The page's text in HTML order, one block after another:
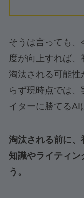
そうは言っても、
度が向上すれば
淘汰される可能性
らず現時点では
イターに勝てるAI
淘汰される前に、
知識やライティン
う。